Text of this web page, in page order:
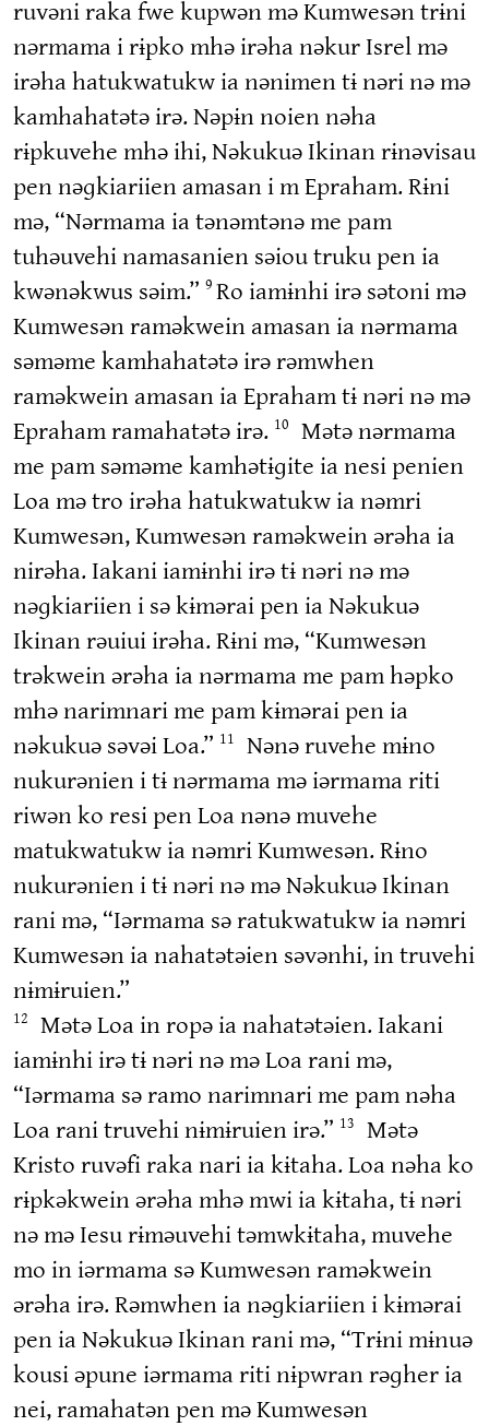
ruvəni raka fwe kupwən mə Kumwesən trɨni
nərmama i rɨpko mhə irəha nəkur Isrel mə
irəha hatukwatukw ia nənimen tɨ nəri nə mə
kamhahatətə irə. Nəpɨn noien nəha
rɨpkuvehe mhə ihi, Nəkukuə Ikinan rɨnəvisau
pen nəɡkiariien amasan i m Epraham. Rɨni
mə, “Nərmama ia tənəmtənə me pam
tuhəuvehi namasanien səiou truku pen ia
kwənəkwus səim.” 9 Ro iamɨnhi irə sətoni mə
Kumwesən raməkwein amasan ia nərmama
səməme kamhahatətə irə rəmwhen
raməkwein amasan ia Epraham tɨ nəri nə mə
Epraham ramahatətə irə. 10
Mətə nərmama
me pam səməme kamhətɨɡite ia nesi penien
Loa mə tro irəha hatukwatukw ia nəmri
Kumwesən, Kumwesən raməkwein ərəha ia
nirəha. Iakani iamɨnhi irə tɨ nəri nə mə
nəɡkiariien i sə kɨmərai pen ia Nəkukuə
Ikinan rəuiui irəha. Rɨni mə, “Kumwesən
trəkwein ərəha ia nərmama me pam həpko
mhə narimnari me pam kɨmərai pen ia
nəkukuə səvəi Loa.” 11
Nənə ruvehe mɨno
nukurənien i tɨ nərmama mə iərmama riti
riwən ko resi pen Loa nənə muvehe
matukwatukw ia nəmri Kumwesən. Rɨno
nukurənien i tɨ nəri nə mə Nəkukuə Ikinan
rani mə, “Iərmama sə ratukwatukw ia nəmri
Kumwesən ia nahatətəien səvənhi, in truvehi
nɨmɨruien.”
12
Mətə Loa in ropə ia nahatətəien. Iakani
iamɨnhi irə tɨ nəri nə mə Loa rani mə,
“Iərmama sə ramo narimnari me pam nəha
Loa rani truvehi nɨmɨruien irə.” 13
Mətə
Kristo ruvəfi raka nari ia kɨtaha. Loa nəha ko
rɨpkəkwein ərəha mhə mwi ia kɨtaha, tɨ nəri
nə mə Iesu rɨməuvehi təmwkɨtaha, muvehe
mo in iərmama sə Kumwesən raməkwein
ərəha irə. Rəmwhen ia nəɡkiariien i kɨmərai
pen ia Nəkukuə Ikinan rani mə, “Trɨni mɨnuə
kousi əpune iərmama riti nɨpwran rəɡher ia
nei, ramahatən pen mə Kumwesən